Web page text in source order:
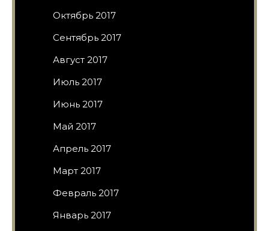
Октябрь 2017
Сентябрь 2017
Август 2017
Июль 2017
Июнь 2017
Май 2017
Апрель 2017
Март 2017
Февраль 2017
Январь 2017